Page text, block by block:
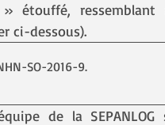
étouffé, ressemblant
ci-dessous).
SO-2016-9.
de la